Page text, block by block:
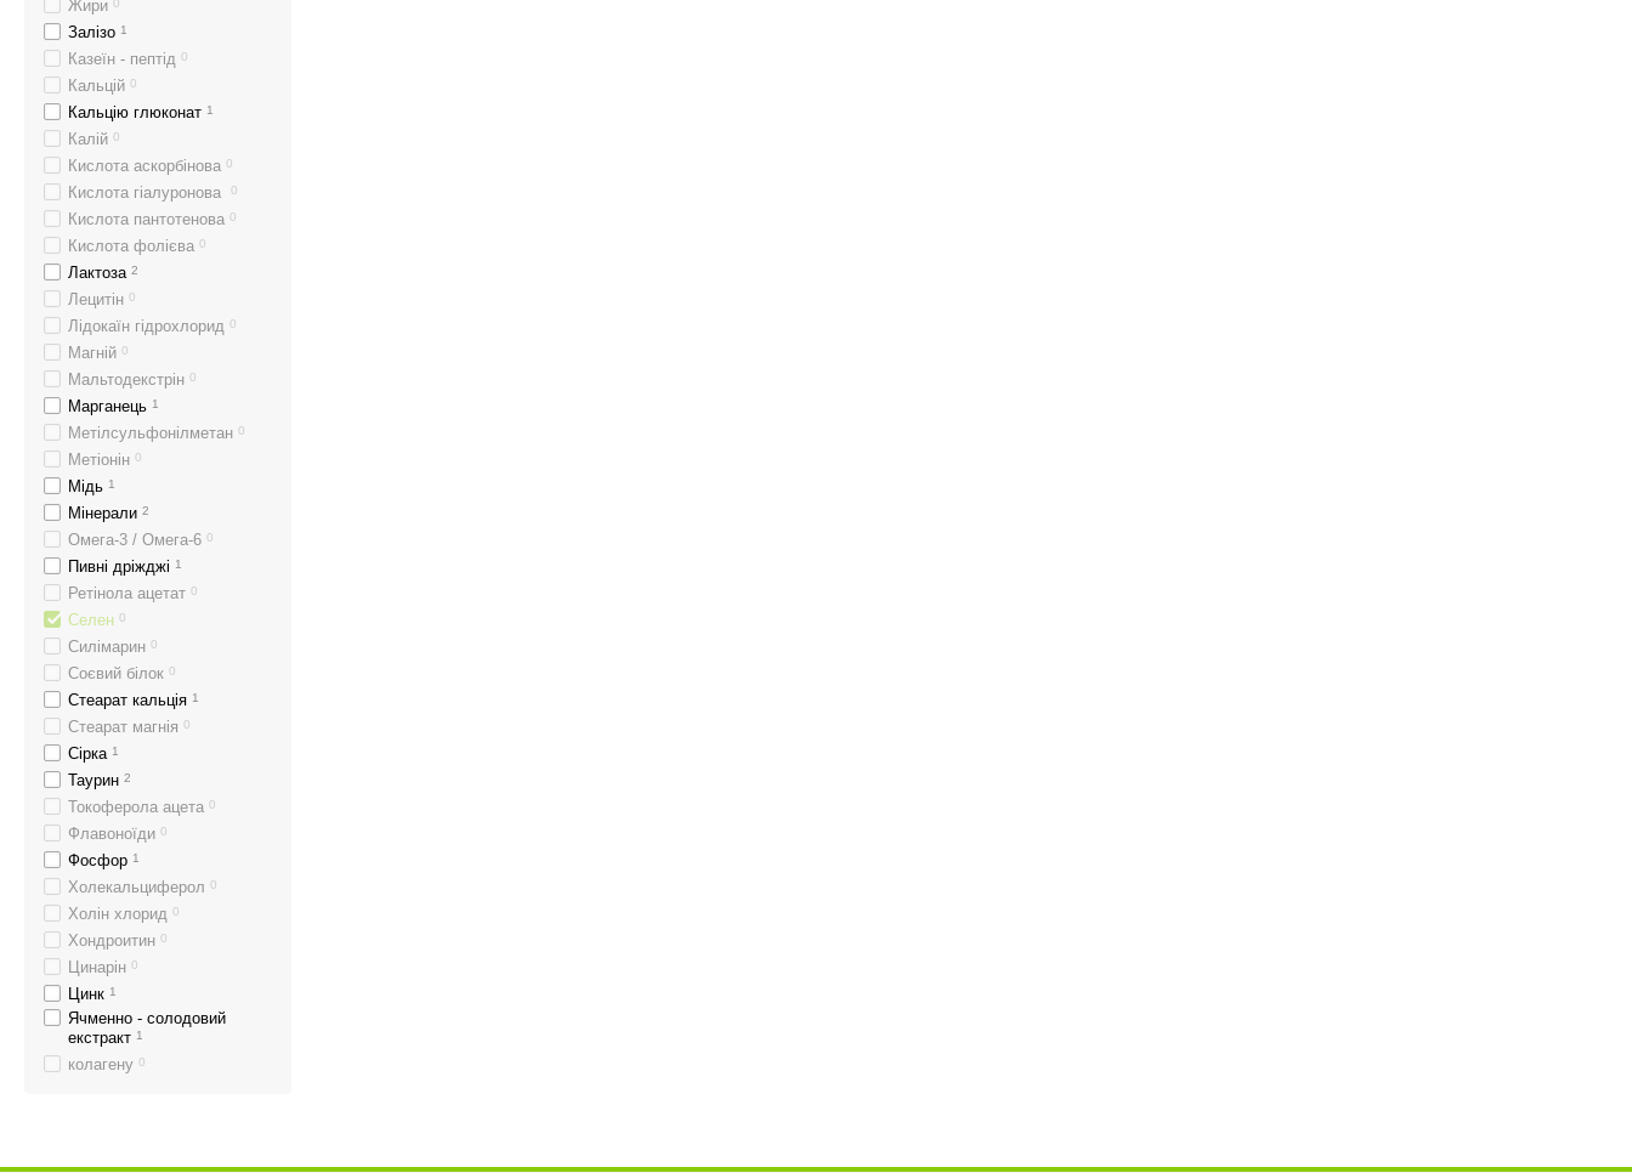
Жири 0
Залізо 1
Казеїн - пептід 0
Кальцій 0
Кальцію глюконат 1
Калій 0
Кислота аскорбінова 0
Кислота гіалуронова 0
Кислота пантотенова 0
Кислота фолієва 0
Лактоза 2
Лецитін 0
Лідокаїн гідрохлорид 0
Магній 0
Мальтодекстрін 0
Марганець 1
Метілсульфонілметан 0
Метіонін 0
Мідь 1
Мінерали 2
Омега-3 / Омега-6 0
Пивні дріжджі 1
Ретінола ацетат 0
Селен 0
Силімарин 0
Соєвий білок 0
Стеарат кальція 1
Стеарат магнія 0
Сірка 1
Таурин 2
Токоферола ацета 0
Флавоноїди 0
Фосфор 1
Холекальциферол 0
Холін хлорид 0
Хондроитин 0
Цинарін 0
Цинк 1
Ячменно - солодовий
екстракт 1
колагену 0